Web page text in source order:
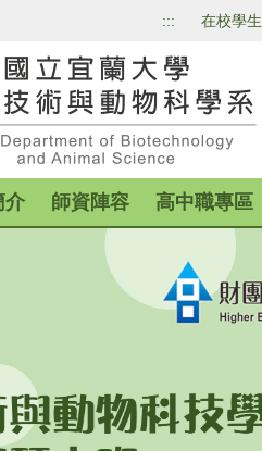
::: 在校學生
介 師資陣容 高中職專區